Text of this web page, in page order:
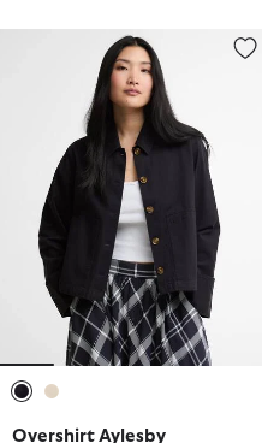
Overshirt Aylesby
Overshirt Aylesby